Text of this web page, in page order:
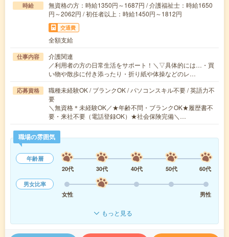
時給
無資格の方：時給1350円～1687円 / 介護福祉士：時給1650
円～2062円 / 初任者以上：時給1450円～1812円
交通費
全額支給
仕事内容
介護関連
／利用者の方の日常生活をサポート！＼▽具体的には…・買
い物や散歩に付き添ったり・折り紙や体操などのレ…
応募資格
職種未経験OK / ブランクOK / パソコンスキル不要 / 英語力不
要
＼無資格＊未経験OK／★年齢不問・ブランクOK★履歴書不
要・来社不要（電話登録OK）★社会保険完備＼…
職場の雰囲気
年齢層
20代
30代 40代 50代
60代
男女比率
女性
男性
もっと見る